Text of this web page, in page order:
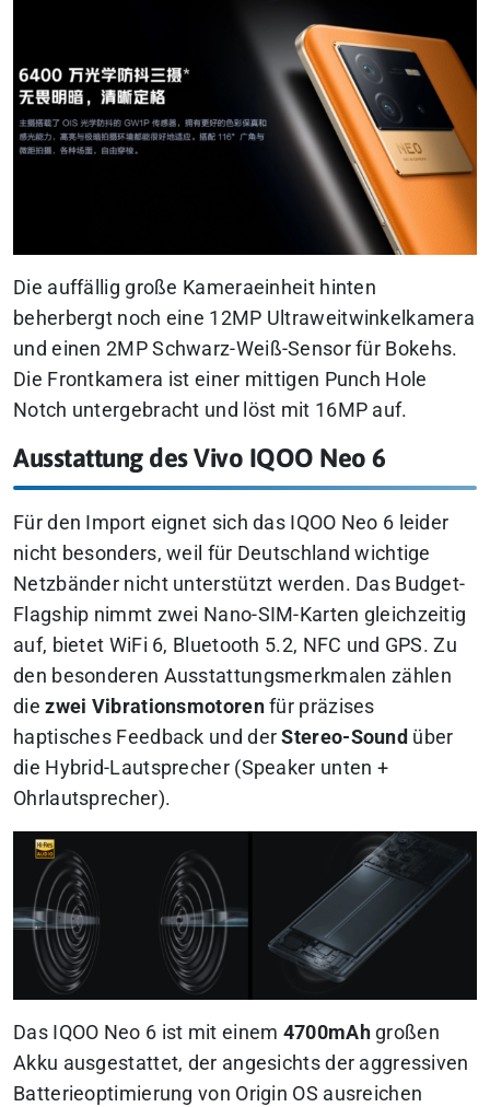
Die auffällig große Kameraeinheit hinten
beherbergt noch eine 12MP Ultraweitwinkelkamera
und einen 2MP Schwarz-Weiß-Sensor für Bokehs.
Die Frontkamera ist einer mittigen Punch Hole
Notch untergebracht und löst mit 16MP auf.
Ausstattung des Vivo IQOO Neo 6
Für den Import eignet sich das IQOO Neo 6 leider
nicht besonders, weil für Deutschland wichtige
Netzbänder nicht unterstützt werden. Das Budget-
Flagship nimmt zwei Nano-SIM-Karten gleichzeitig
auf, bietet WiFi 6, Bluetooth 5.2, NFC und GPS. Zu
den besonderen Ausstattungsmerkmalen zählen
diezwei Vibrationsmotorenfür präzises
haptisches Feedback und derStereo-Sound über
die Hybrid-Lautsprecher (Speaker unten +
Ohrlautsprecher).
Das IQOO Neo 6 ist mit einem 4700mAhgroßen
Akku ausgestattet, der angesichts der aggressiven
Batterieoptimierung von Origin OS ausreichen